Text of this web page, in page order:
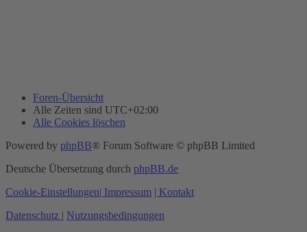
Foren-Übersicht
Alle Zeiten sind UTC+02:00
Alle Cookies löschen
Powered by phpBB® Forum Software © phpBB Limited
Deutsche Übersetzung durch phpBB.de
Cookie-Einstellungen| Impressum | Kontakt
Datenschutz | Nutzungsbedingungen